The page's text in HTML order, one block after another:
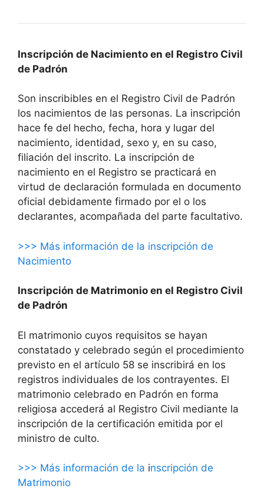
Inscripción de Nacimiento en el Registro Civil
de Padrón
Son inscribibles en el Registro Civil de Padrón
los nacimientos de las personas. La inscripción
hace fe del hecho, fecha, hora y lugar del
nacimiento, identidad, sexo y, en su caso,
filiación del inscrito. La inscripción de
nacimiento en el Registro se practicará en
virtud de declaración formulada en documento
oficial debidamente firmado por el o los
declarantes, acompañada del parte facultativo.
>>> Más información de la inscripción de
Nacimiento
Inscripción de Matrimonio en el Registro Civil
de Padrón
El matrimonio cuyos requisitos se hayan
constatado y celebrado según el procedimiento
previsto en el artículo 58 se inscribirá en los
registros individuales de los contrayentes. El
matrimonio celebrado en Padrón en forma
religiosa accederá al Registro Civil mediante la
inscripción de la certificación emitida por el
ministro de culto.
>>> Más información de la inscripción de
Matrimonio